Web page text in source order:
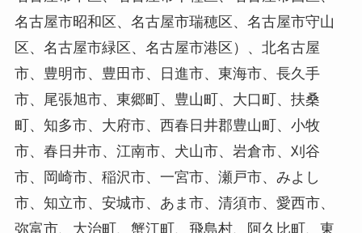
名古屋市昭和区、名古屋市瑞穂区、名古屋市守山
区、名古屋市緑区、名古屋市港区）、北名古屋
市、豊明市、豊田市、日進市、東海市、長久手
市、尾張旭市、東郷町、豊山町、大口町、扶桑
町、知多市、大府市、西春日井郡豊山町、小牧
市、春日井市、江南市、犬山市、岩倉市、刈谷
市、岡崎市、稲沢市、一宮市、瀬戸市、みよし
市、知立市、安城市、あま市、清須市、愛西市、
弥富市、大治町、蟹江町、飛島村、阿久比町、東